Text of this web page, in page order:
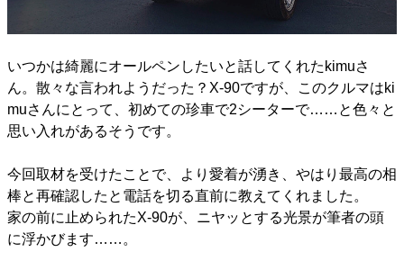
いつかは綺麗にオールペンしたいと話してくれたkimuさ
ん。散々な言われようだった？X-90ですが、このクルマはki
muさんにとって、初めての珍車で2シーターで……と色々と
思い入れがあるそうです。
今回取材を受けたことで、より愛着が湧き、やはり最高の相
棒と再確認したと電話を切る直前に教えてくれました。
家の前に止められたX-90が、ニヤッとする光景が筆者の頭
に浮かびます……。